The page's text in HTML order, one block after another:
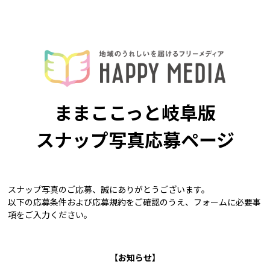
ままここっと岐阜版
スナップ写真応募ページ
スナップ写真のご応募、誠にありがとうございます。
以下の応募条件および応募規約をご確認のうえ、フォームに必要事
項をご入力ください。
【お知らせ】